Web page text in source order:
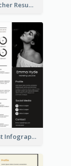
Dark Teacher Resume
Minimalist Infographic Resume